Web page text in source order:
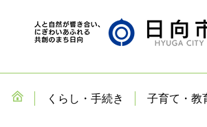
くらし・手続き 子育て・教